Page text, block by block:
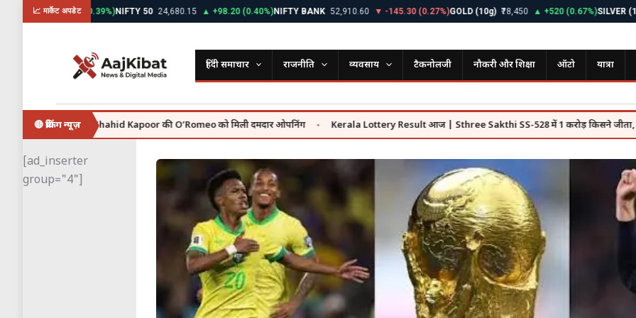
📈 मार्केट अपडेट
▲ +312.45 (0.39%) NIFTY 50 24,680.15 ▲ +98.20 (0.40%)NIFTY BANK 52,910.60 ▼ -145.30 (0.27%)GOLD (10g) ₹78,450 ▲ +520 (0.67%)SILVER (1kg)
हिंदी समाचार राजनीति व्यवसाय टैकनोलजी नौकरी और शिक्षा ऑटो यात्रा
🔴 ब्रेकिंग न्यूज़
se, वहीं Shahid Kapoor की O’Romeo को मिली दमदार ओपनिंग ● Kerala Lottery Result आज | Sthree Sakthi SS-528 में 1 करोड़ किसने जीता, पूरी लिस्ट
[ad_inserter
group="4"]